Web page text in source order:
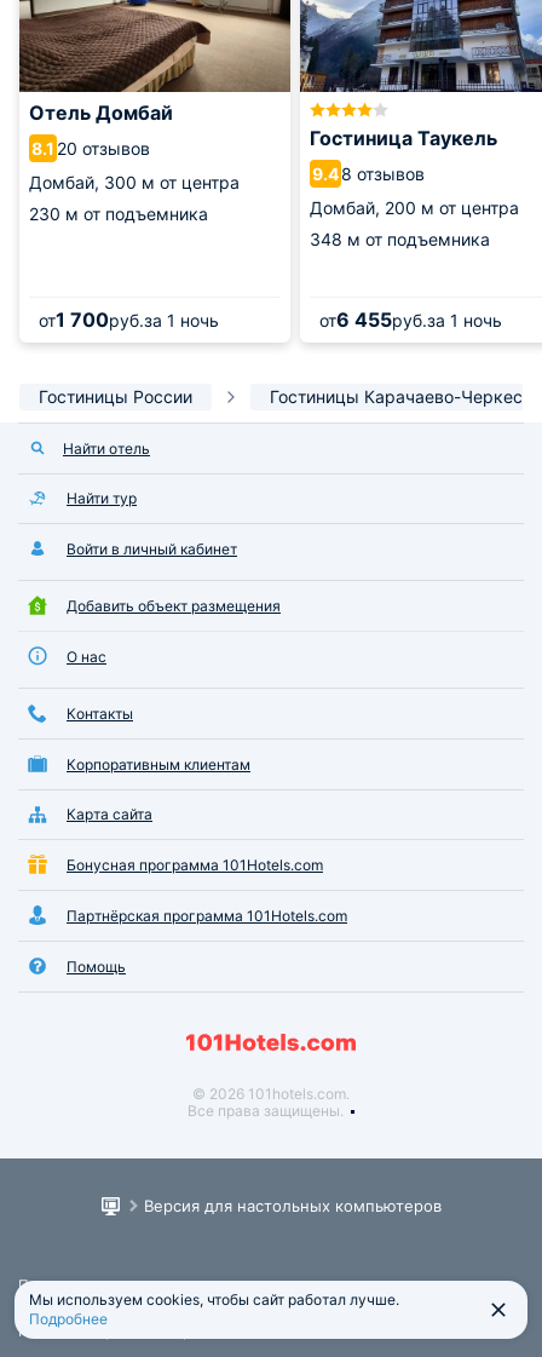
Отель Домбай
8.1 20 отзывов
Домбай, 300 м от центра
230 м от подъемника
от1 700руб.за 1 ночь
Гостиница Таукель
9.48 отзывов
Домбай, 200 м от центра
348 м от подъемника
от6 455руб.за 1 ночь
Гостиницы России Гостиницы Карачаево-Черкесии
Найти отель
Найти тур
Войти в личный кабинет
Добавить объект размещения
О нас
Контакты
Корпоративным клиентам
Карта сайта
Бонусная программа 101Hotels.com
Партнёрская программа 101Hotels.com
Помощь
© 2026 101hotels.com.
Все права защищены.
Версия для настольных компьютеров
Пользовательское соглашение
Юридическая информация
Политика обработки персональных данных
Мы используем cookies, чтобы сайт работал лучше.
Подробнее